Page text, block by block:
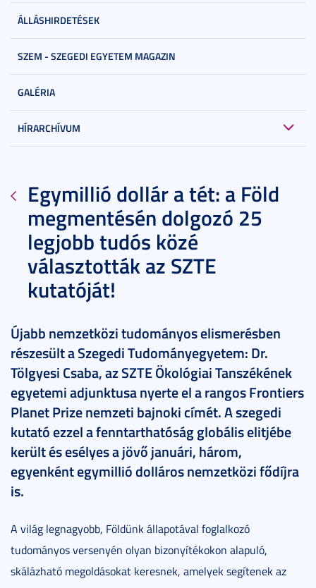
ÁLLÁSHIRDETÉSEK
SZEM - SZEGEDI EGYETEM MAGAZIN
GALÉRIA
HÍRARCHÍVUM
Egymillió dollár a tét: a Föld
megmentésén dolgozó 25
legjobb tudós közé
választották az SZTE
kutatóját!
Újabb nemzetközi tudományos elismerésben
részesült a Szegedi Tudományegyetem: Dr.
Tölgyesi Csaba, az SZTE Ökológiai Tanszékének
egyetemi adjunktusa nyerte el a rangos Frontiers
Planet Prize nemzeti bajnoki címét. A szegedi
kutató ezzel a fenntarthatóság globális elitjébe
került és esélyes a jövő januári, három,
egyenként egymillió dolláros nemzetközi fődíjra
is.
A világ legnagyobb, Földünk állapotával foglalkozó
tudományos versenyén olyan bizonyítékokon alapuló,
skálázható megoldásokat keresnek, amelyek segítenek az